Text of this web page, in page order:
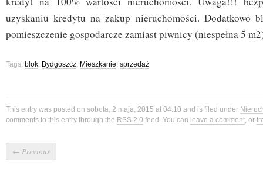
uzyskaniu kredytu na zakup nieruchomości. Dodatkowo
pomieszczenie gospodarcze zamiast piwnicy (niespełna 5
Tags: blok, Bydgoszcz, Mieszkanie, sprzedaż
This entry was posted on sobota, 2 maja, 2015 at 04:10 and is filed under
comments to this entry through the RSS 2.0 feed. You can leave a comment, or
← Previous